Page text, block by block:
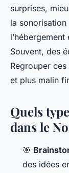
surprises,
la
Souvent, des
Regrouper
et plus malin
Quels
dans le
🎯
des idées